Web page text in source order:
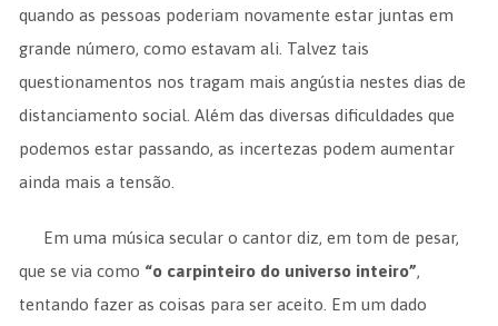
quando as pessoas poderiam novamente estar juntas em
grande número, como estavam ali. Talvez tais
questionamentos nos tragam mais angústia nestes dias de
distanciamento social. Além das diversas dificuldades que
podemos estar passando, as incertezas podem aumentar
ainda mais a tensão.
Em uma música secular o cantor diz, em tom de pesar,
que se via como “o carpinteiro do universo inteiro”,
tentando fazer as coisas para ser aceito. Em um dado